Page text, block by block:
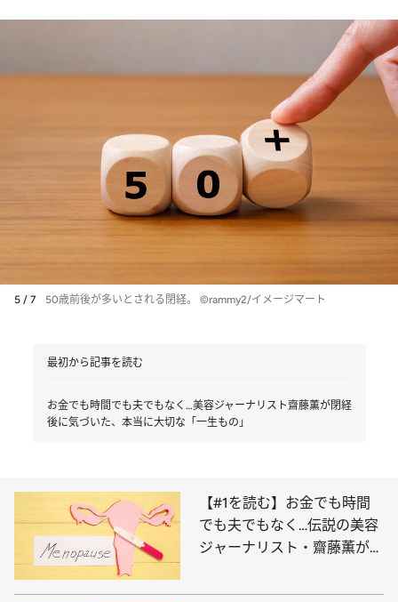
5 / 7 50歳前後が多いとされる閉経。 ©rammy2/イメージマート
最初から記事を読む
お金でも時間でも夫でもなく…美容ジャーナリスト齋藤薫が閉経
後に気づいた、本当に大切な「一生もの」
【#1を読む】お金でも時間
でも夫でもなく…伝説の美容
ジャーナリスト・齋藤薫が閉
時代”に本当に大切な「一生